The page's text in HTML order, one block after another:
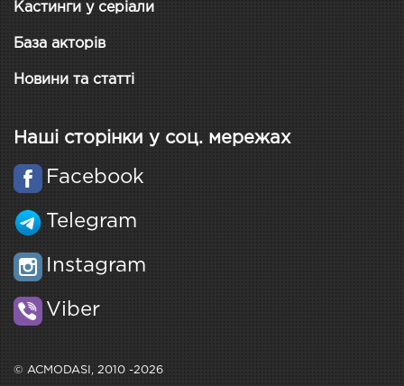
Кастинги у серіали
База акторів
Новини та статті
Наші сторінки у соц. мережах
Facebook
Telegram
Instagram
Viber
© ACMODASI, 2010 -2026